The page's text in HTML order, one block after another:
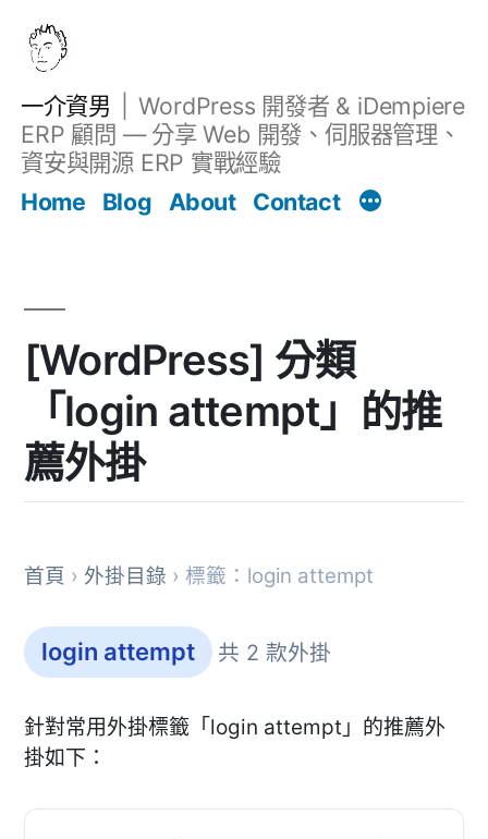
一介資男
WordPress 開發者 & iDempiere
ERP 顧問 — 分享 Web 開發、伺服器管理、
資安與開源 ERP 實戰經驗
Home
Blog About Contact
[WordPress] 分類
「login attempt」的推
薦外掛
首頁 › 外掛目錄 › 標籤：login attempt
login attempt 共 2 款外掛
針對常用外掛標籤「login attempt」的推薦外
掛如下：
文章